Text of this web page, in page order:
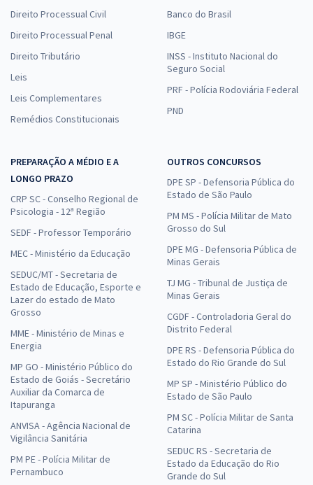
Direito Processual Civil
Direito Processual Penal
Direito Tributário
Leis
Leis Complementares
Remédios Constitucionais
Banco do Brasil
IBGE
INSS - Instituto Nacional do
Seguro Social
PRF - Polícia Rodoviária Federal
PND
PREPARAÇÃO A MÉDIO E A
LONGO PRAZO
CRP SC - Conselho Regional de
Psicologia - 12ª Região
SEDF - Professor Temporário
MEC - Ministério da Educação
SEDUC/MT - Secretaria de
Estado de Educação, Esporte e
Lazer do estado de Mato
Grosso
MME - Ministério de Minas e
Energia
MP GO - Ministério Público do
Estado de Goiás - Secretário
Auxiliar da Comarca de
Itapuranga
ANVISA - Agência Nacional de
Vigilância Sanitária
PM PE - Polícia Militar de
Pernambuco
OUTROS CONCURSOS
DPE SP - Defensoria Pública do
Estado de São Paulo
PM MS - Polícia Militar de Mato
Grosso do Sul
DPE MG - Defensoria Pública de
Minas Gerais
TJ MG - Tribunal de Justiça de
Minas Gerais
CGDF - Controladoria Geral do
Distrito Federal
DPE RS - Defensoria Pública do
Estado do Rio Grande do Sul
MP SP - Ministério Público do
Estado de São Paulo
PM SC - Polícia Militar de Santa
Catarina
SEDUC RS - Secretaria de
Estado da Educação do Rio
Grande do Sul